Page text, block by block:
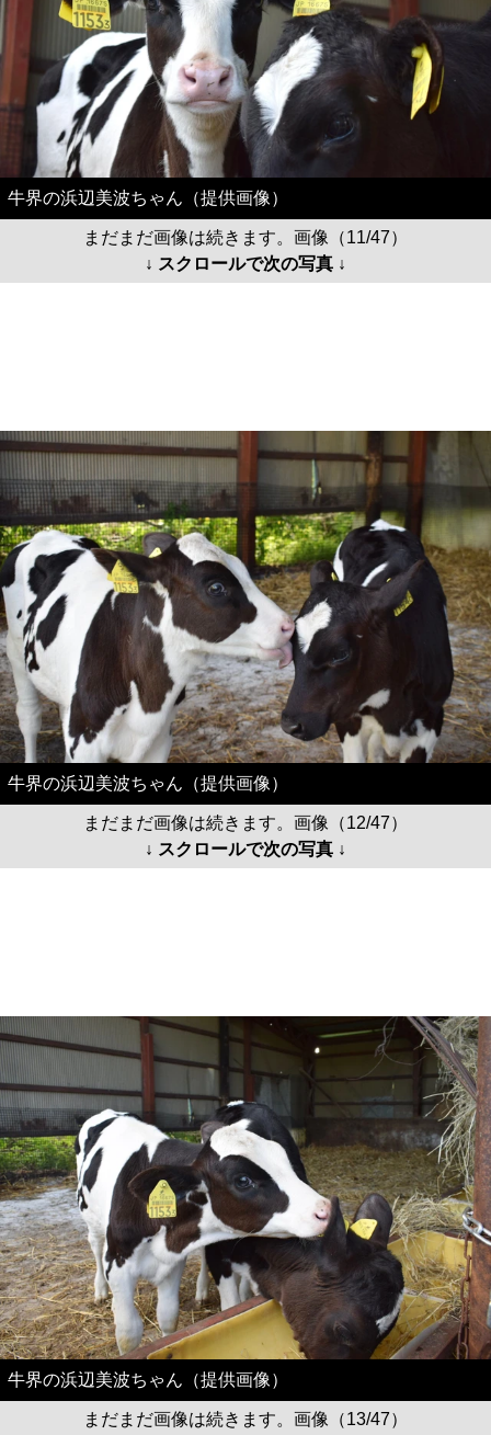
牛界の浜辺美波ちゃん（提供画像）
まだまだ画像は続きます。画像（11/47）
↓ スクロールで次の写真 ↓
牛界の浜辺美波ちゃん（提供画像）
まだまだ画像は続きます。画像（12/47）
↓ スクロールで次の写真 ↓
牛界の浜辺美波ちゃん（提供画像）
まだまだ画像は続きます。画像（13/47）